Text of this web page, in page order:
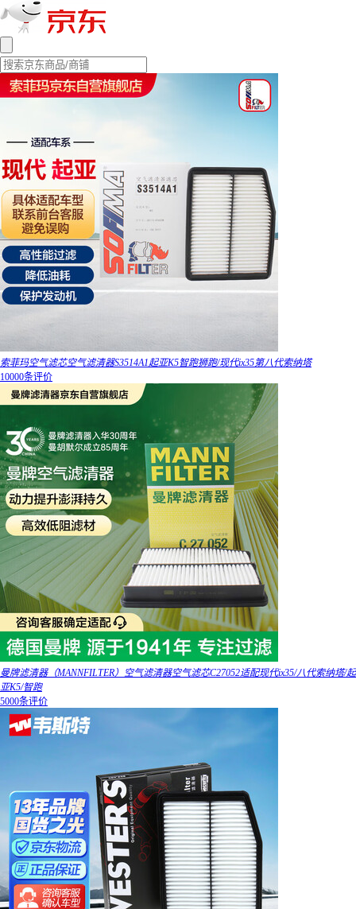
索菲玛空气滤芯空气滤清器S3514A1起亚K5智跑狮跑/现代ix35第八代索纳塔
10000条评价
曼牌滤清器（MANNFILTER）空气滤清器空气滤芯C27052适配现代ix35/八代索纳塔/起
亚K5/智跑
5000条评价